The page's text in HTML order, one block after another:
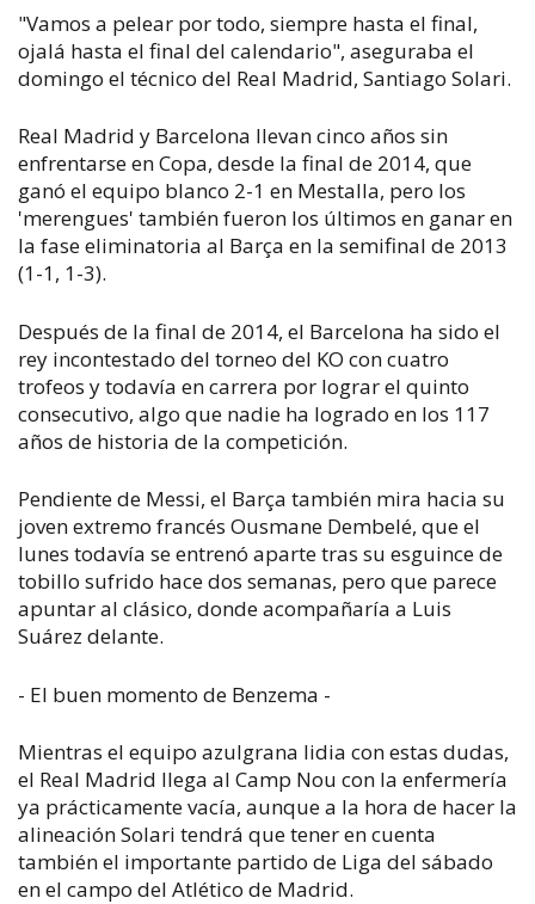
"Vamos a pelear por todo, siempre hasta el final,
ojalá hasta el final del calendario", aseguraba el
domingo el técnico del Real Madrid, Santiago Solari.
Real Madrid y Barcelona llevan cinco años sin
enfrentarse en Copa, desde la final de 2014, que
ganó el equipo blanco 2-1 en Mestalla, pero los
'merengues' también fueron los últimos en ganar en
la fase eliminatoria al Barça en la semifinal de 2013
(1-1, 1-3).
Después de la final de 2014, el Barcelona ha sido el
rey incontestado del torneo del KO con cuatro
trofeos y todavía en carrera por lograr el quinto
consecutivo, algo que nadie ha logrado en los 117
años de historia de la competición.
Pendiente de Messi, el Barça también mira hacia su
joven extremo francés Ousmane Dembelé, que el
lunes todavía se entrenó aparte tras su esguince de
tobillo sufrido hace dos semanas, pero que parece
apuntar al clásico, donde acompañaría a Luis
Suárez delante.
- El buen momento de Benzema -
Mientras el equipo azulgrana lidia con estas dudas,
el Real Madrid llega al Camp Nou con la enfermería
ya prácticamente vacía, aunque a la hora de hacer la
alineación Solari tendrá que tener en cuenta
también el importante partido de Liga del sábado
en el campo del Atlético de Madrid.